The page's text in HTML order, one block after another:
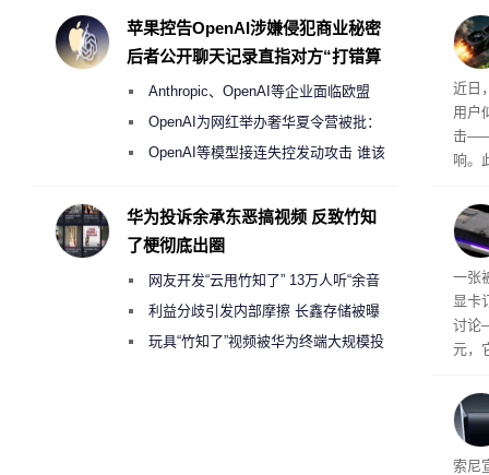
方
计算
适
车高
众怒
近日
用户
击——
响。
单
成购
吗？
一张
显卡
讨论
元，
索尼
度
苹果控告OpenAI涉嫌侵犯商业秘密
后者公开聊天记录直指对方“打错算
Anthropic、OpenAI等企业面临欧盟
《人工智能法案》全新执法权限审查
OpenAI为网红举办奢华夏令营被批：
2000美元一晚 遭讽“反乌托邦”
OpenAI等模型接连失控发动攻击 谁该
华为投诉余承东恶搞视频 反致竹知
了梗彻底出圈
网友开发“云甩竹知了” 13万人听“余音
绕梁”利益分歧引发内部摩擦 长鑫存储被曝
曾将华为驻场工程师驱逐出研发基地
玩具“竹知了”视频被华为终端大规模投